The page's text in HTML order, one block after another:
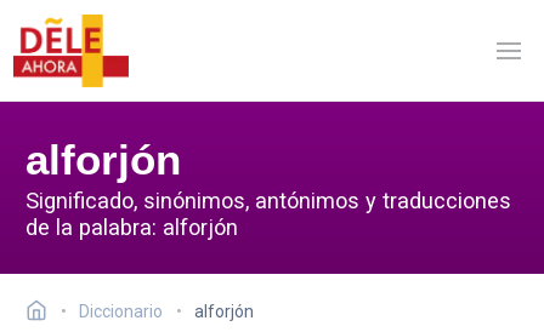
alforjón
Significado, sinónimos, antónimos y traducciones
de la palabra: alforjón
Diccionario alforjón